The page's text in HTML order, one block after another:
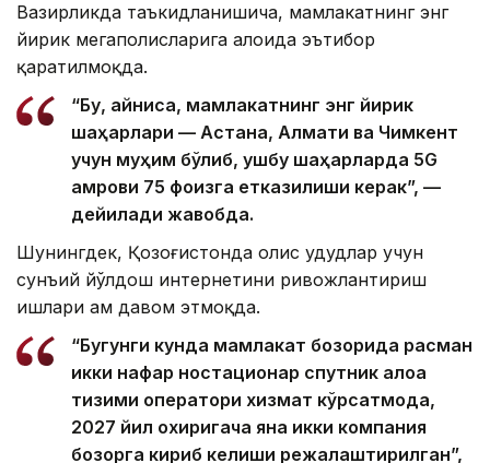
Вазирликда таъкидланишича, мамлакатнинг энг
йирик мегаполисларига алоҳида эътибор
қаратилмоқда.
“Бу, айниқса, мамлакатнинг энг йирик
шаҳарлари — Астана, Алмати ва Чимкент
учун муҳим бўлиб, ушбу шаҳарларда 5G
қамрови 75 фоизга етказилиши керак”, —
дейилади жавобда.
Шунингдек, Қозоғистонда олис ҳудудлар учун
сунъий йўлдош интернетини ривожлантириш
ишлари ҳам давом этмоқда.
“Бугунги кунда мамлакат бозорида расман
икки нафар ностационар спутник алоқа
тизими оператори хизмат кўрсатмоқда,
2027 йил охиригача яна икки компания
бозорга кириб келиши режалаштирилган”,